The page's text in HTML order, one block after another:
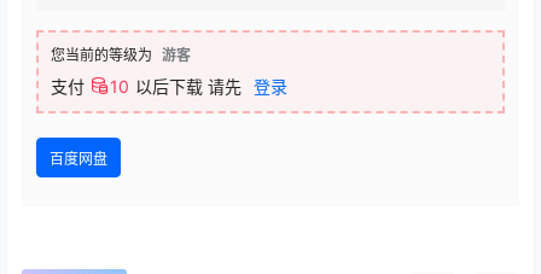
您当前的等级为 游客
支付 10 以后下载 请先 登录
百度网盘